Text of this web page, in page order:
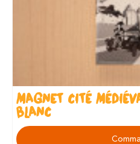
MAGNET CITÉ
BLANC